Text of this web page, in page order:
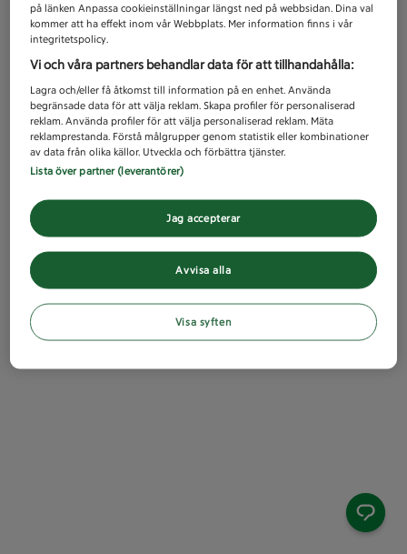
på länken Anpassa cookieinställningar längst ned på webbsidan. Dina val
kommer att ha effekt inom vår Webbplats. Mer information finns i vår
integritetspolicy.
Vi och våra partners behandlar data för att tillhandahålla:
Lagra och/eller få åtkomst till information på en enhet. Använda
begränsade data för att välja reklam. Skapa profiler för personaliserad
reklam. Använda profiler för att välja personaliserad reklam. Mäta
reklamprestanda. Förstå målgrupper genom statistik eller kombinationer
av data från olika källor. Utveckla och förbättra tjänster.
Lista över partner (leverantörer)
Avvisa alla
Jag accepterar
Visa syften